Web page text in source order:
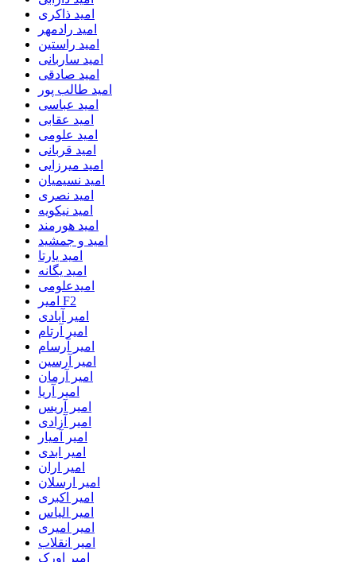
امید ذاکری
امید رادمهر
امید راستین
امید ساربانی
امید صادقی
امید طالب پور
امید عباسی
امید عقابی
امید علومی
امید قربانی
امید میرزایی
امید نسیمیان
امید نصری
امید نیکویه
امید هورمند
امید و جمشید
امید یارتا
امید یگانه
امیدعلومی
امیر F2
امیر آبادی
امیر آرتام
امیر آرسام
امیر آرسین
امیر آرمان
امیر آریا
امیر آریس
امیر آزادی
امیر آمیار
امیر ابدی
امیر اران
امیر ارسلان
امیر اکبری
امیر الیاس
امیر امیری
امیر انقلاب
امیر اورک